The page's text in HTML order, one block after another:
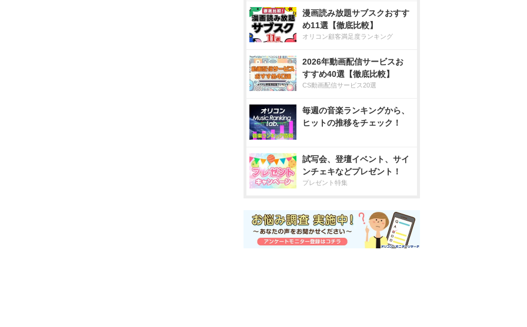
漫画読み放題サブスクおすす
め11選【徹底比較】
オリコン顧客満足度ランキング
2026年動画配信サービスお
すすめ40選【徹底比較】
CS動画配信サービス20選
毎週の音楽ランキングから、
ヒットの推移をチェック！
試写会、登壇イベント、サイ
ンチェキなどプレゼント！
プレゼント特集